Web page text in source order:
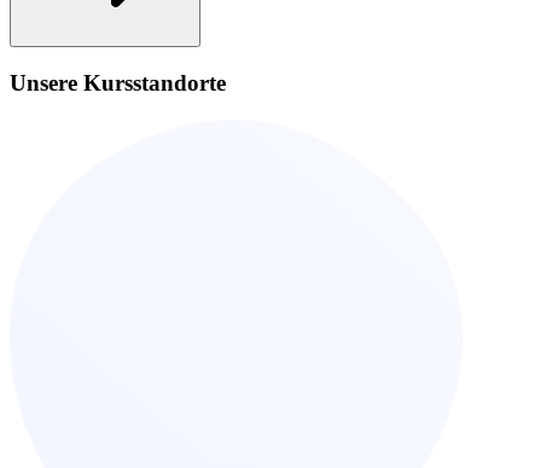
Unsere Kursstandorte